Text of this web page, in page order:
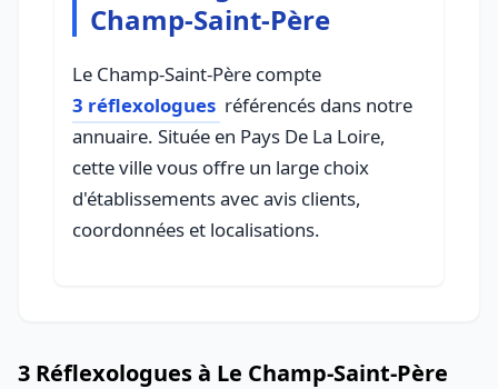
Champ-Saint-Père
Le Champ-Saint-Père compte
3 réflexologues référencés dans notre
annuaire. Située en Pays De La Loire,
cette ville vous offre un large choix
d'établissements avec avis clients,
coordonnées et localisations.
3 Réflexologues à Le Champ-Saint-Père